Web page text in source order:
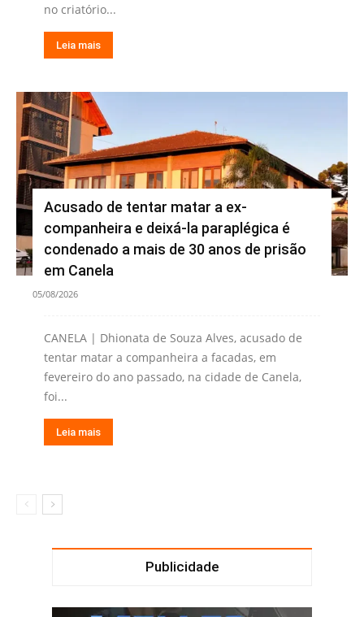
no criatório...
Leia mais
Acusado de tentar matar a ex-
companheira e deixá-la paraplégica é
condenado a mais de 30 anos de prisão
em Canela
05/08/2026
CANELA | Dhionata de Souza Alves, acusado de
tentar matar a companheira a facadas, em
fevereiro do ano passado, na cidade de Canela,
foi...
Leia mais
Publicidade